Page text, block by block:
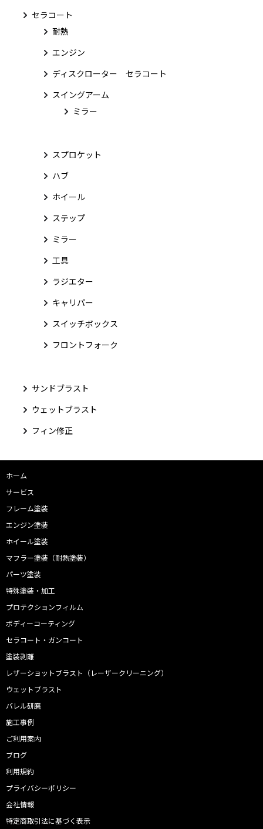
セラコート
耐熱
エンジン
ディスクローター セラコート
スイングアーム
ミラー
スプロケット
ハブ
ホイール
ステップ
ミラー
工具
ラジエター
キャリパー
スイッチボックス
フロントフォーク
サンドブラスト
ウェットブラスト
フィン修正
ホーム
サービス
フレーム塗装
エンジン塗装
ホイール塗装
マフラー塗装（耐熱塗装）
パーツ塗装
特殊塗装・加工
プロテクションフィルム
ボディーコーティング
セラコート・ガンコート
塗装剥離
レザーショットブラスト（レーザークリーニング）
ウェットブラスト
バレル研磨
施工事例
ご利用案内
ブログ
利用規約
プライバシーポリシー
会社情報
特定商取引法に基づく表示